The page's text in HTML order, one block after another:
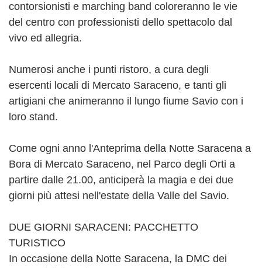
contorsionisti e marching band coloreranno le vie
del centro con professionisti dello spettacolo dal
vivo ed allegria.
Numerosi anche i punti ristoro, a cura degli
esercenti locali di Mercato Saraceno, e tanti gli
artigiani che animeranno il lungo fiume Savio con i
loro stand.
Come ogni anno l'Anteprima della Notte Saracena a
Bora di Mercato Saraceno, nel Parco degli Orti a
partire dalle 21.00, anticiperà la magia e dei due
giorni più attesi nell'estate della Valle del Savio.
DUE GIORNI SARACENI: PACCHETTO
TURISTICO
In occasione della Notte Saracena, la DMC dei